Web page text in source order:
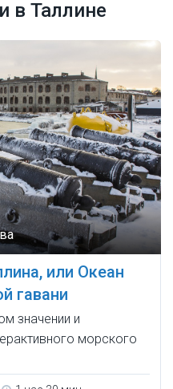
в Таллине
или Океан
гавани
значении и
морского